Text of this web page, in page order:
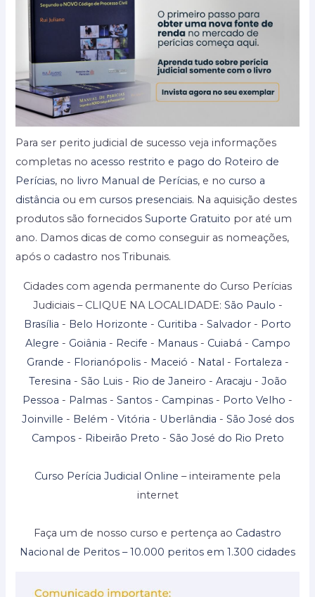
Para ser perito judicial de sucesso veja informações
completas no acesso restrito e pago do Roteiro de
Perícias, no livro Manual de Perícias, e no curso a
distância ou em cursos presenciais. Na aquisição destes
produtos são fornecidosSuporte Gratuito por até um
ano. Damos dicas de como conseguir as nomeações,
após o cadastro nos Tribunais.
Cidades com agenda permanente do Curso Perícias
Judiciais – CLIQUE NA LOCALIDADE: São Paulo -
Brasília - Belo Horizonte - Curitiba - Salvador - Porto
Alegre - Goiânia - Recife - Manaus- Cuiabá - Campo
Grande - Florianópolis- Maceió - Natal - Fortaleza -
Teresina - São Luis- Rio de Janeiro - Aracaju - João
Pessoa - Palmas - Santos - Campinas - Porto Velho -
Joinville - Belém - Vitória - Uberlândia - São José dos
Campos- Ribeirão Preto - São José do Rio Preto
Curso Perícia Judicial Online – inteiramente pela
internet
Faça um de nosso curso e pertença ao Cadastro
Nacional de Peritos – 10.000 peritos em 1.300 cidades